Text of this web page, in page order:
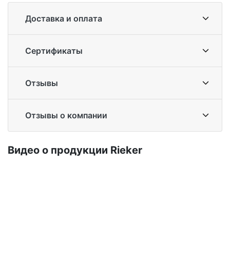
Доставка и оплата
Сертификаты
Отзывы
Отзывы о компании
Ви­део о про­дук­ции Ri­eker